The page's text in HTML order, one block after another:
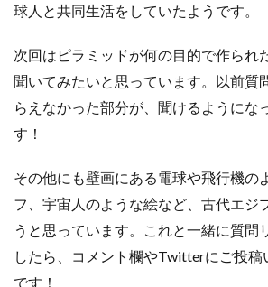
球人と共同生活をしていたようです。
次回はピラミッドが何の目的で作られ
聞いてみたいと思っています。以前質
らえなかった部分が、聞けるようにな
す！
その他にも壁画にある電球や飛行機の
フ、宇宙人のような絵など、古代エジ
うと思っています。これと一緒に質問
したら、コメント欄やTwitterにご投稿
です！